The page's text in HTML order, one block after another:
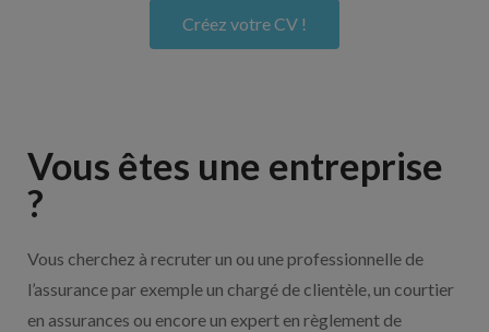
Créez votre CV !
Vous êtes une entreprise
?
Vous cherchez à recruter un ou une professionnelle de
l’assurance par exemple un chargé de clientèle, un courtier
en assurances ou encore un expert en règlement de